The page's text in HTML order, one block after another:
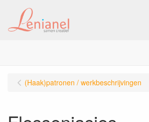
(Haak)patronen / werkbeschrijvingen